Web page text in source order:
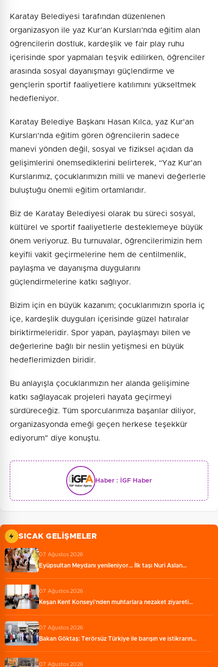
Karatay Belediyesi tarafından düzenlenen
organizasyon ile yaz Kur’an Kursları’nda eğitim alan
öğrencilerin dostluk, kardeşlik ve fair play ruhu
içerisinde spor yapmaları teşvik edilirken, öğrenciler
arasında sosyal dayanışmayı güçlendirme ve
gençlerin sportif faaliyetlere katılımını yükseltmek
hedefleniyor.
Karatay Belediye Başkanı Hasan Kılca, yaz Kur'an
Kursları'nda eğitim gören öğrencilerin sadece
manevi yönden değil, sosyal ve fiziksel açıdan da
gelişimlerini önemsediklerini belirterek, “Yaz Kur'an
Kurslarımız, çocuklarımızın milli ve manevi değerlerle
buluştuğu önemli eğitim ortamlarıdır.
Biz de Karatay Belediyesi olarak bu süreci sosyal,
kültürel ve sportif faaliyetlerle desteklemeye büyük
önem veriyoruz. Bu turnuvalar, öğrencilerimizin hem
keyifli vakit geçirmelerine hem de centilmenlik,
paylaşma ve dayanışma duygularını
güçlendirmelerine katkı sağlıyor.
Bizim için en büyük kazanım; çocuklarımızın sporla iç
içe, kardeşlik duyguları içerisinde güzel hatıralar
biriktirmeleridir. Spor yapan, paylaşmayı bilen ve
değerlerine bağlı bir neslin yetişmesi en büyük
hedeflerimizden biridir.
Bu anlayışla çocuklarımızın her alanda gelişimine
katkı sağlayacak projeleri hayata geçirmeyi
sürdüreceğiz. Tüm sporcularımıza başarılar diliyor,
organizasyonda emeği geçen herkese teşekkür
ediyorum" diye konuştu.
Haber : İGF Haber
SICAK GELIŞMELER
07 Ağustos 2026
Eyüpsultan Meydanı yenileniyor... İlk taşı Nuri Aslan…
07 Ağustos 2026
Keşan Kent Konseyi'nden muhtarlara nezaket ziyareti…
07 Ağustos 2026
Bakan Göktaş: Terörsüz Türkiye ile barışın ve istikrarın…
07 Ağustos 2026